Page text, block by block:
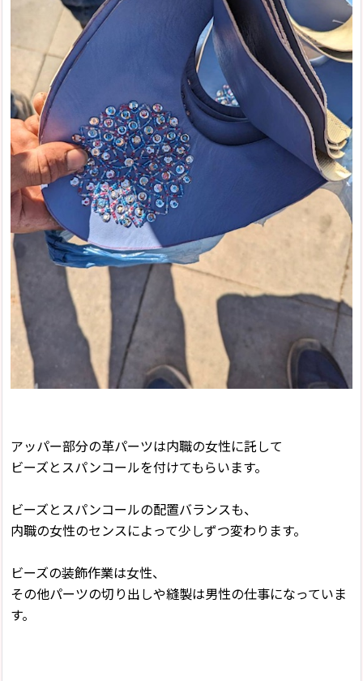
アッパー部分の革パーツは内職の女性に託して
ビーズとスパンコールを付けてもらいます。
ビーズとスパンコールの配置バランスも、
内職の女性のセンスによって少しずつ変わります。
ビーズの装飾作業は女性、
その他パーツの切り出しや縫製は男性の仕事になっていま
す。